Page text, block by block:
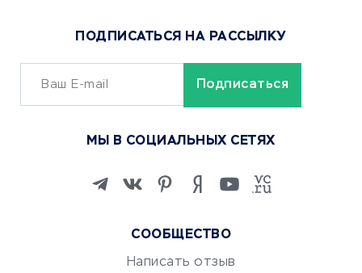
Сервисы доставки
ОБУЧЕНИЕ И РАБОТА
Изучение иностранных
Маркетинг и продажи
Репетиторство
СООБЩЕСТВО
Написать отзыв
ПОДПИСАТЬСЯ НА РАССЫЛКУ
МЫ В СОЦИАЛЬНЫХ СЕТЯХ